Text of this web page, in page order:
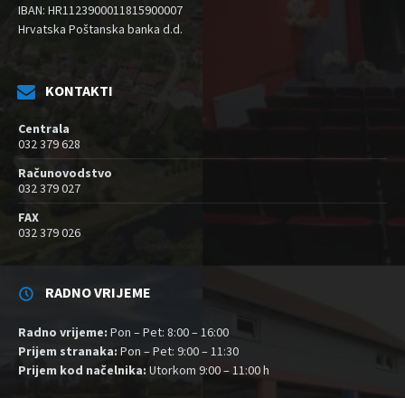
IBAN: HR1123900011815900007
Hrvatska Poštanska banka d.d.
KONTAKTI
Centrala
032 379 628
Računovodstvo
032 379 027
FAX
032 379 026
RADNO VRIJEME
Radno vrijeme: Pon – Pet: 8:00 – 16:00
Prijem stranaka: Pon – Pet: 9:00 – 11:30
Prijem kod načelnika: Utorkom 9:00 – 11:00 h